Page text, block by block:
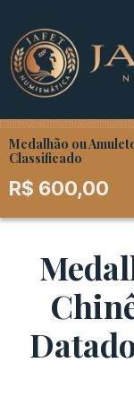
Medalhão ou
Classificado
R$ 600,00